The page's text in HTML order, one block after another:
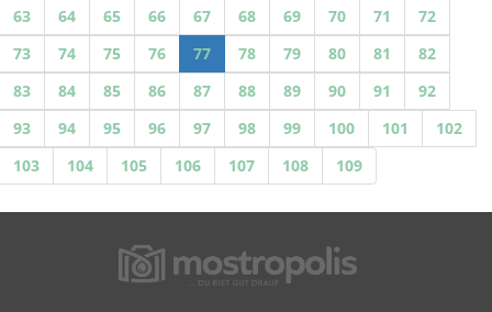
63
64 65 66 67 68 69 70 71
72
73
74 75 76 77 78 79 80 81
82
83
84 85 86 87 88 89 90 91
92
93
94 95 96 97 98 99 100 101
102
103
104 105 106 107 108 109